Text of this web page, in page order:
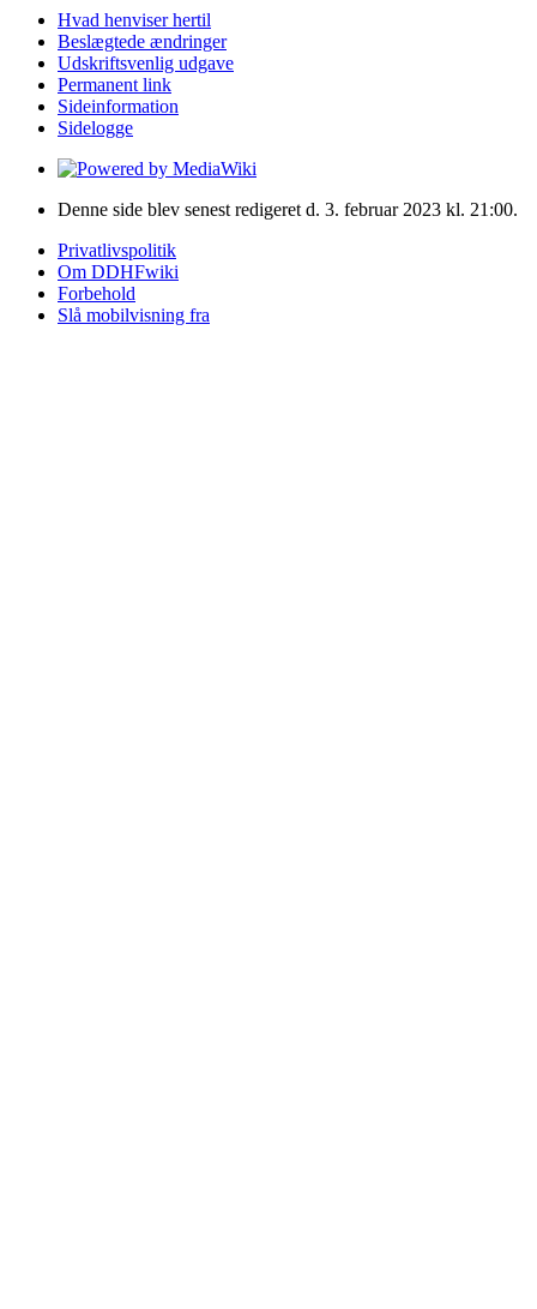
Hvad henviser hertil
Beslægtede ændringer
Udskriftsvenlig udgave
Permanent link
Sideinformation
Sidelogge
Denne side blev senest redigeret d. 3. februar 2023 kl. 21:00.
Privatlivspolitik
Om DDHFwiki
Forbehold
Slå mobilvisning fra